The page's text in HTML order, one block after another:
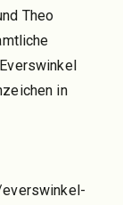
Theo
in